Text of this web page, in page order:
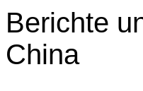
Berichte
China